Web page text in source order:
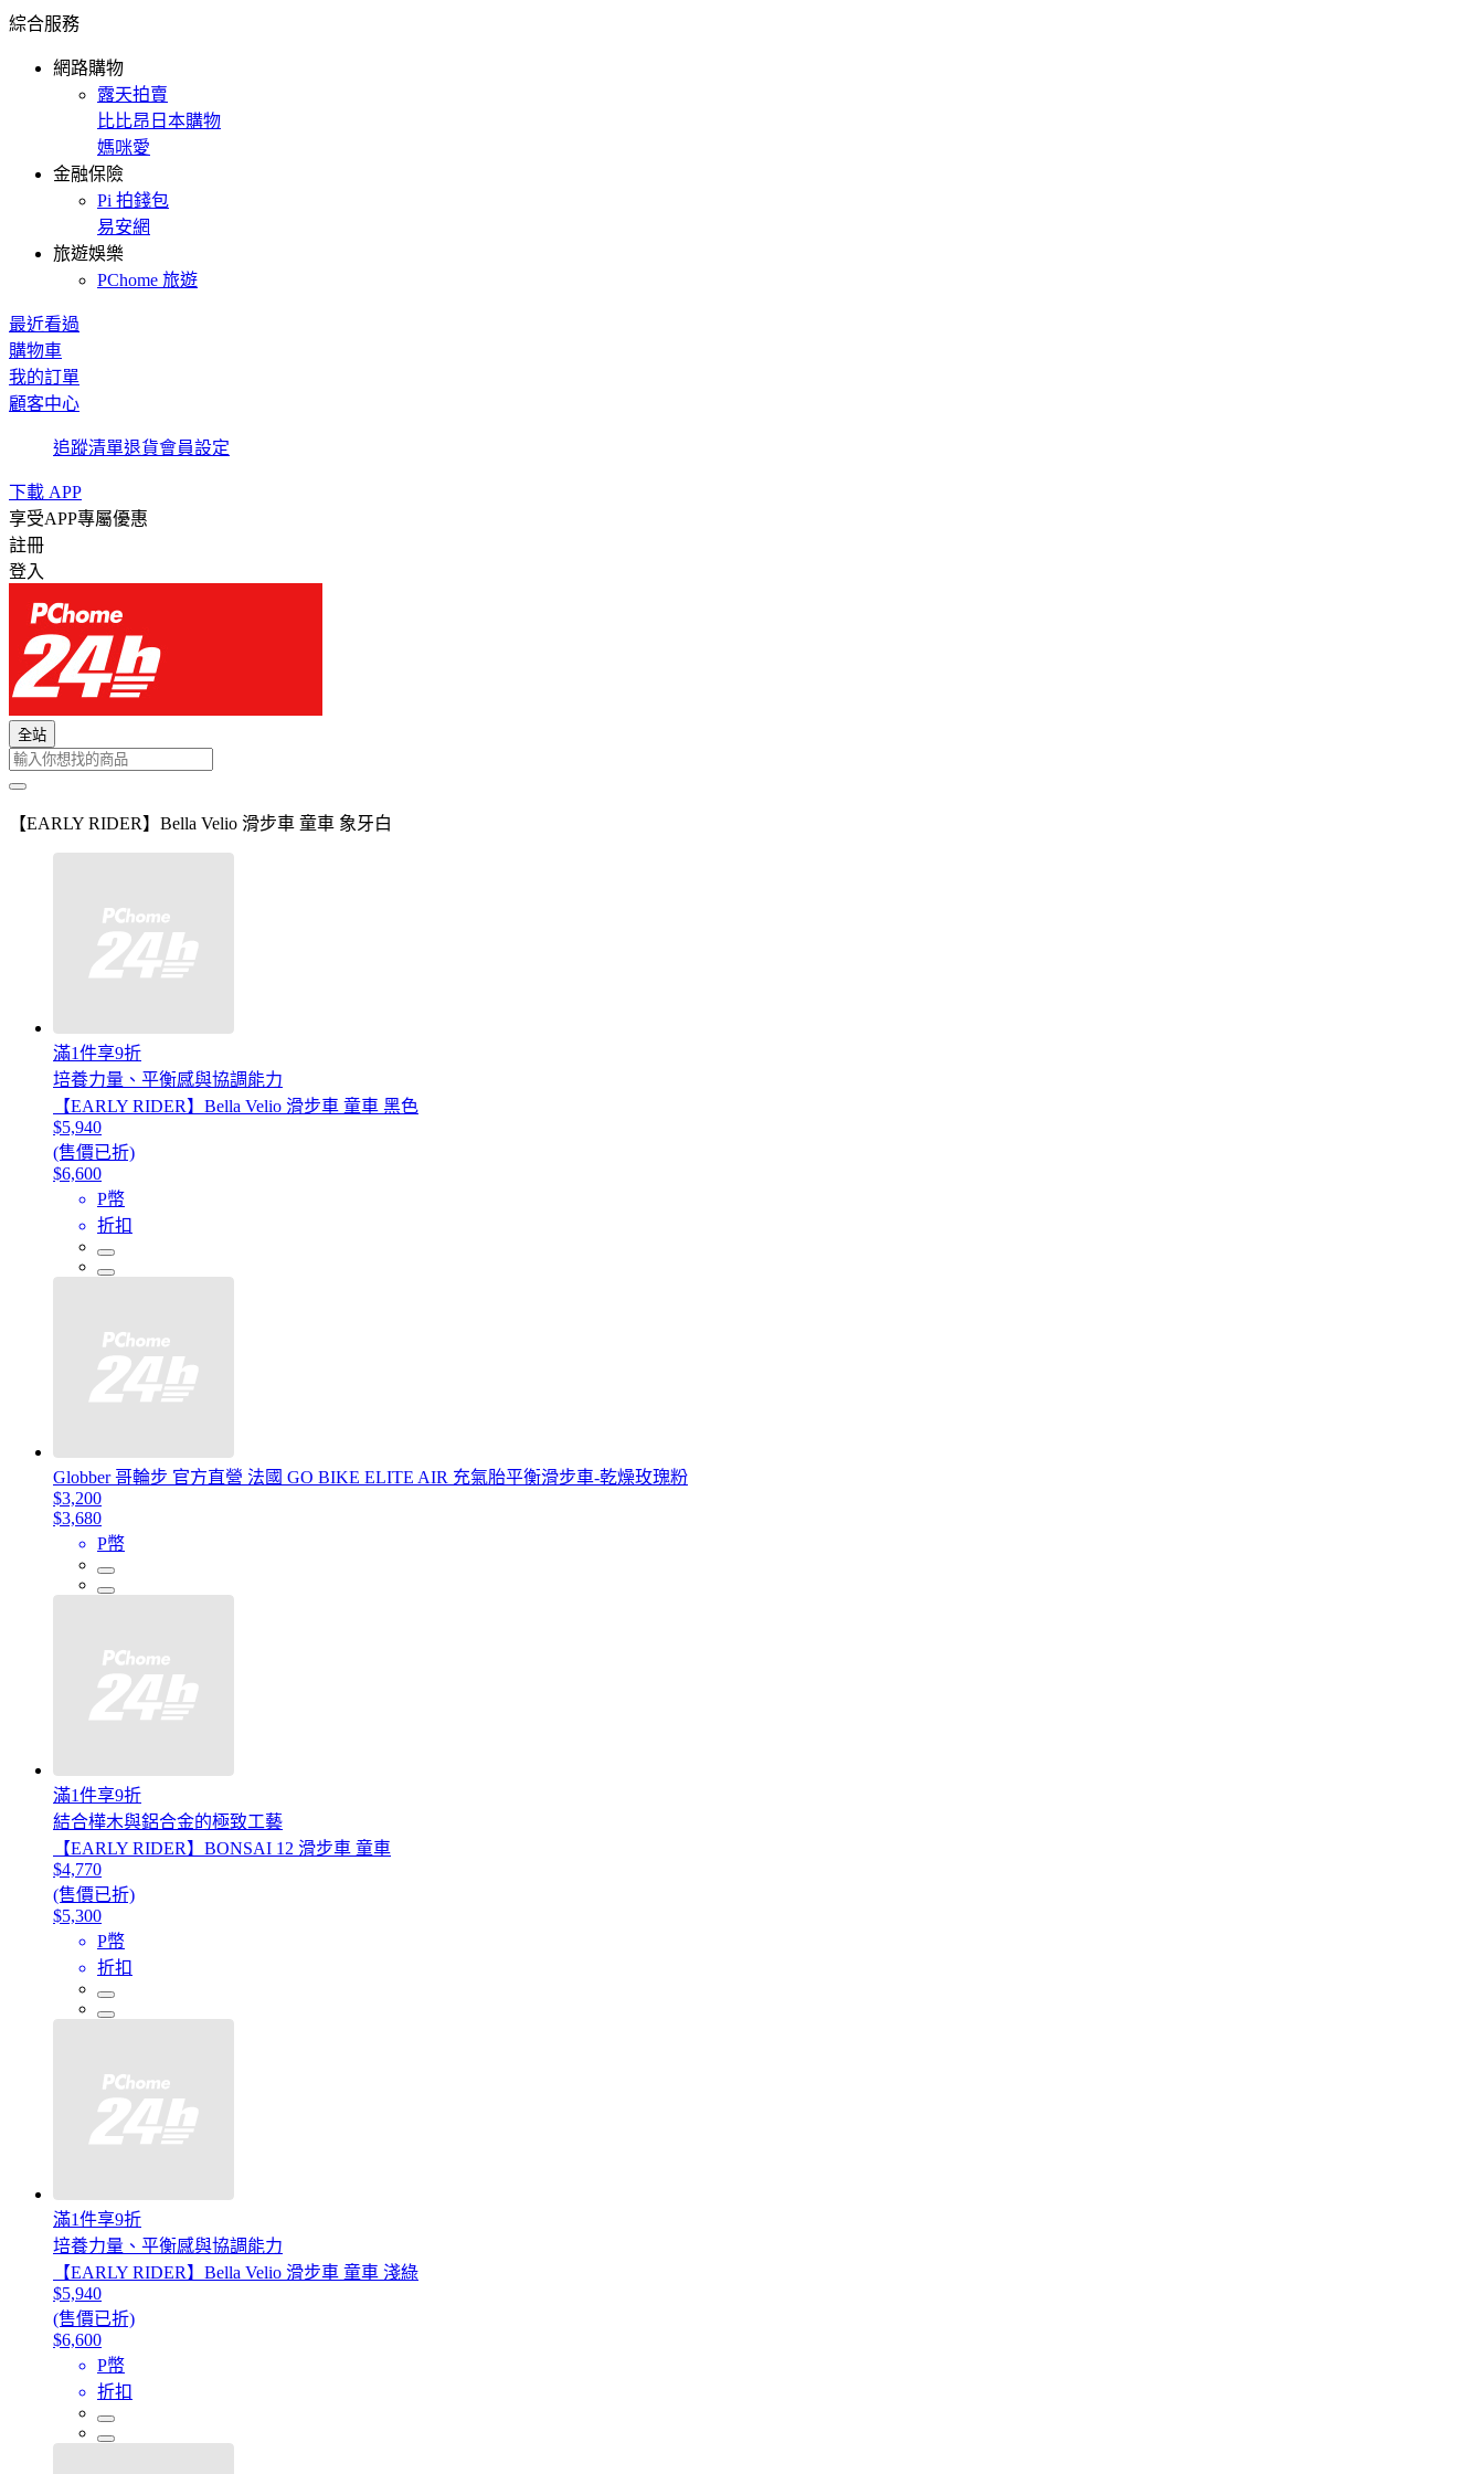
綜合服務
網路購物
露天拍賣
比比昂日本購物
媽咪愛
金融保險
Pi 拍錢包
易安網
旅遊娛樂
PChome 旅遊
最近看過
購物車
我的訂單
顧客中心
追蹤清單退貨會員設定
下載 APP
享受APP專屬優惠
註冊
登入
全站
【EARLY RIDER】Bella Velio 滑步車 童車 象牙白
滿1件享9折
培養力量、平衡感與協調能力
【EARLY RIDER】Bella Velio 滑步車 童車 黑色
$5,940
(售價已折)
$6,600
P幣
折扣
Globber 哥輪步 官方直營 法國 GO BIKE ELITE AIR 充氣胎平衡滑步車-乾燥玫瑰粉
$3,200
$3,680
P幣
滿1件享9折
結合樺木與鋁合金的極致工藝
【EARLY RIDER】BONSAI 12 滑步車 童車
$4,770
(售價已折)
$5,300
P幣
折扣
滿1件享9折
培養力量、平衡感與協調能力
【EARLY RIDER】Bella Velio 滑步車 童車 淺綠
$5,940
(售價已折)
$6,600
P幣
折扣